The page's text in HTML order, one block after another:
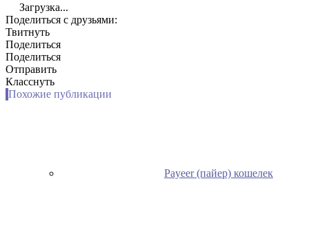
Загрузка...
Поделиться с друзьями:
Твитнуть
Поделиться
Поделиться
Отправить
Класснуть
Похожие публикации
Payeer (пайер) кошелек